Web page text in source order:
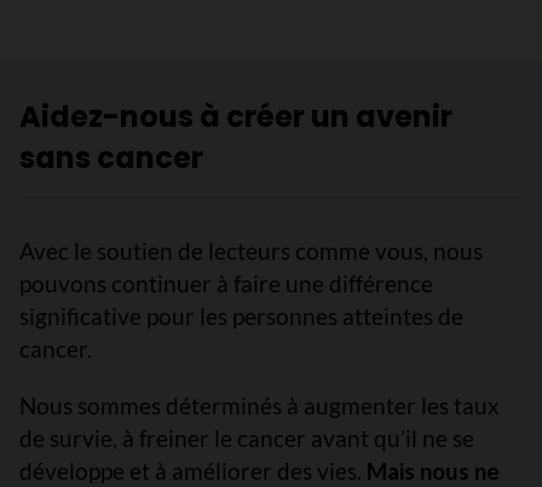
Aidez-nous à créer un avenir
sans cancer
Avec le soutien de lecteurs comme vous, nous
pouvons continuer à faire une différence
significative pour les personnes atteintes de
cancer.
Nous sommes déterminés à augmenter les taux
de survie, à freiner le cancer avant qu’il ne se
développe et à améliorer des vies. Mais nous ne